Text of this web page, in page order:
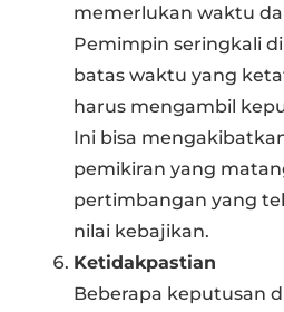
memerlukan waktu
Pemimpin seringkali
batas waktu yang
harus mengambil
Ini bisa
pemikiran yang
pertimbangan yang
nilai kebajikan.
Ketidakpastian
Beberapa keputusan